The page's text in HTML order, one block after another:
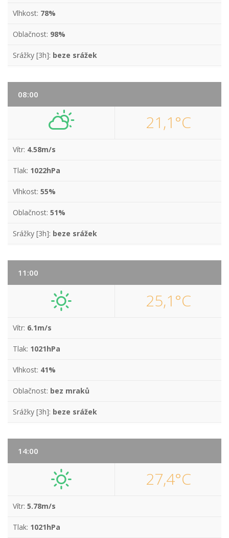
Vlhkost: 78%
Oblačnost: 98%
Srážky [3h]: beze srážek
08:00
21,1°C
Vítr: 4.58m/s
Tlak: 1022hPa
Vlhkost: 55%
Oblačnost: 51%
Srážky [3h]: beze srážek
11:00
25,1°C
Vítr: 6.1m/s
Tlak: 1021hPa
Vlhkost: 41%
Oblačnost: bez mraků
Srážky [3h]: beze srážek
14:00
27,4°C
Vítr: 5.78m/s
Tlak: 1021hPa